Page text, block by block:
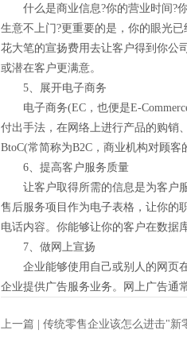
什么是商业信息?你的营业时间?你
生意不上门?更重要的是，你的眼光
花大笔的宣扬费用去让客户得到你公
或潜在客户更满意。
5、展开电子商务
电子商务(EC，也便是E-
付出手法，在网络上进行产品的购销
BtoC(常简称为B2C，商业机构对顾客
6、提高客户服务质量
让客户取得所需的信息是为客户服
售后服务项目作为电子表格，让你的
电话内容。你能够让你的客户在数据
7、做网上宣扬
企业能够使用自己或别人的网页在
企业提供广告服务业务。网上广告通
上一篇 | 传统零售企业该怎么进击"新